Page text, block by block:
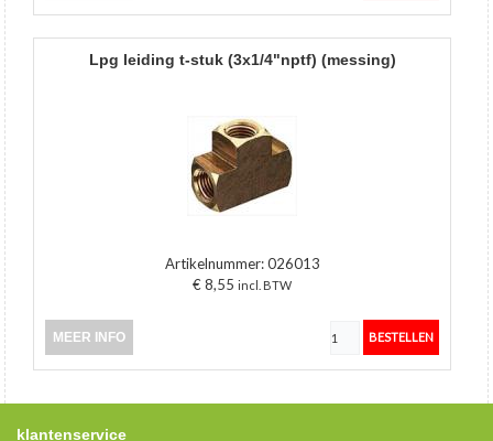
lpg leiding t-stuk (3x1/4"nptf) (messing)
Artikelnummer:026013
€ 8,55 incl. BTW
MEER INFO
klantenservice